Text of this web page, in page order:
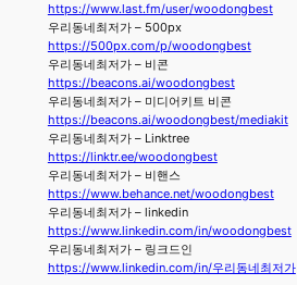
https://www.last.fm/user/woodongbest
우리동네최저가 – 500px
https://500px.com/p/woodongbest
우리동네최저가 – 비콘
https://beacons.ai/woodongbest
우리동네최저가 – 미디어키트 비콘
https://beacons.ai/woodongbest/mediakit
우리동네최저가 – Linktree
https://linktr.ee/woodongbest
우리동네최저가 – 비핸스
https://www.behance.net/woodongbest
우리동네최저가 – linkedin
https://www.linkedin.com/in/woodongbest
우리동네최저가 – 링크드인
https://www.linkedin.com/in/우리동네최저가